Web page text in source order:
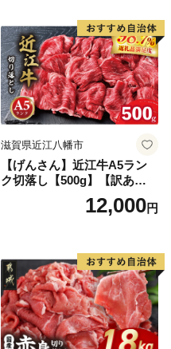
気】(H083106)
滋賀県近江八幡市
【げんさん】近江牛A5ラン
ク切落し【500g】【訳あり】
12,000円